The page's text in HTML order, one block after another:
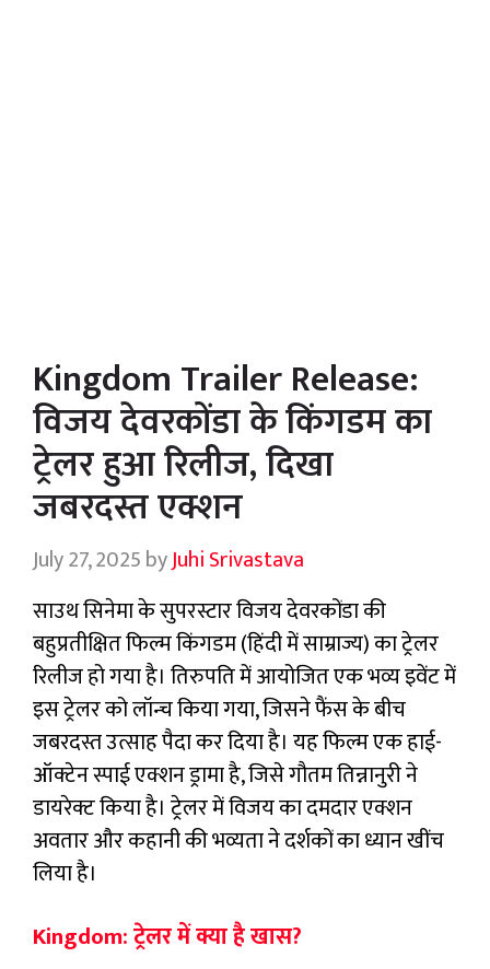
Kingdom Trailer Release:
विजय देवरकोंडा के किंगडम का
ट्रेलर हुआ रिलीज, दिखा
जबरदस्त एक्शन
July 27, 2025byJuhi Srivastava
साउथ सिनेमा के सुपरस्टार विजय देवरकोंडा की
बहुप्रतीक्षित फिल्म किंगडम (हिंदी में साम्राज्य) का ट्रेलर
रिलीज हो गया है। तिरुपति में आयोजित एक भव्य इवेंट में
इस ट्रेलर को लॉन्च किया गया, जिसने फैंस के बीच
जबरदस्त उत्साह पैदा कर दिया है। यह फिल्म एक हाई-
ऑक्टेन स्पाई एक्शन ड्रामा है, जिसे गौतम तिन्नानुरी ने
डायरेक्ट किया है। ट्रेलर में विजय का दमदार एक्शन
अवतार और कहानी की भव्यता ने दर्शकों का ध्यान खींच
लिया है।
Kingdom: ट्रेलर में क्या है खास?